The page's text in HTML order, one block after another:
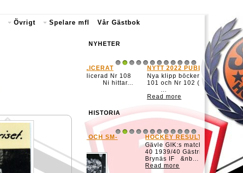
Övrigt Spelare mfl Vår Gästbok
NYHETER
6 7 8 9 101112
NYTT 2022 PUBLICERAT
Nya klipp böcker publicerade Nr
101 och Nr 102 (nu 2022-09-27)
HISTORIA
1 4 5 6 7 8 9 101112
HOCKEY RESULTAT 1939-1965
Gävle GIK:s matcher från 1939-
40 1939/40 Gästrikeserien B
Brynäs IF &nb...
Read more